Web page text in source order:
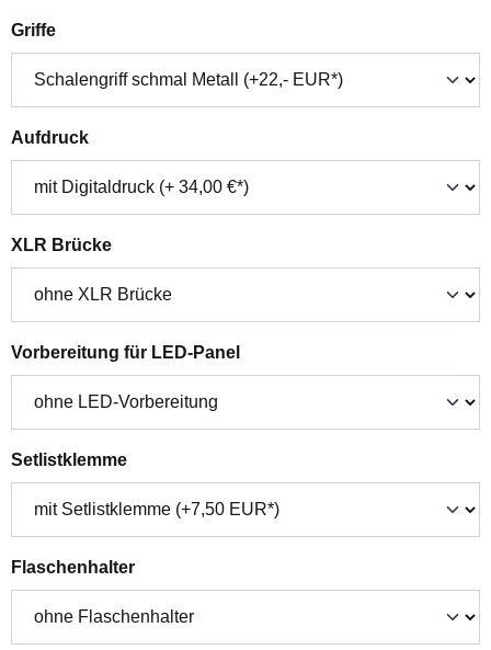
Griffeauswählen
Aufdruckauswählen
XLR Brückeauswählen
Vorbereitung für LED-Panelauswählen
Setlistklemmeauswählen
Flaschenhalterauswählen